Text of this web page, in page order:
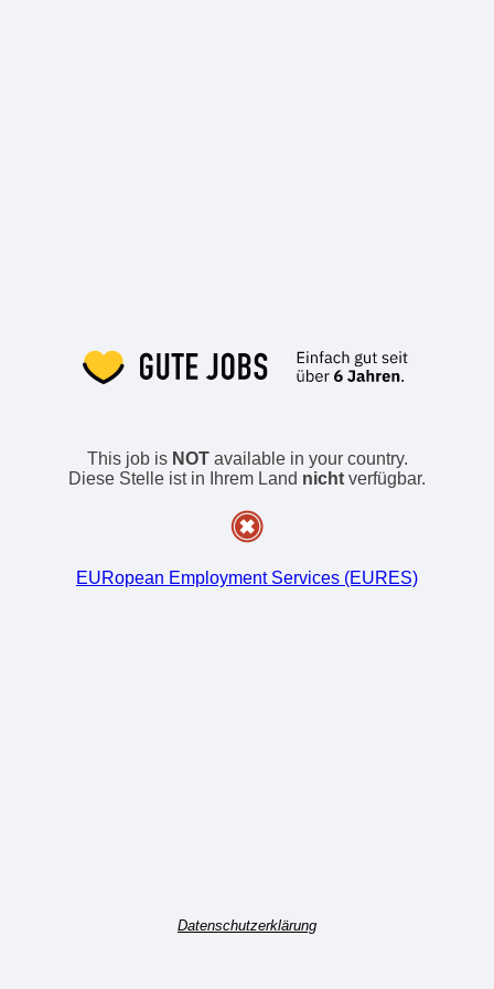
This job is NOTavailable in your country.
Diese Stelle ist in Ihrem Land nicht verfügbar.
EURopean Employment Services (EURES)
Datenschutzerklärung